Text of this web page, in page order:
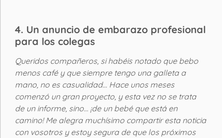
4. Un anuncio de embarazo profesional
para los colegas
Queridos compañeros, si habéis notado que bebo
menos café y que siempre tengo una galleta a
mano, no es casualidad… Hace unos meses
comenzó un gran proyecto, y esta vez no se trata
de un informe, sino… ¡de un bebé que está en
camino! Me alegra muchísimo compartir esta noticia
con vosotros y estoy segura de que los próximos